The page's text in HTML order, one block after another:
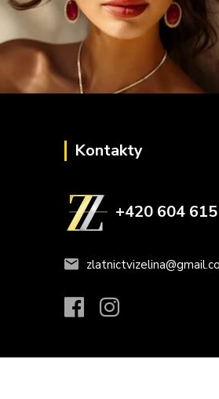
Kontakty
+420 604